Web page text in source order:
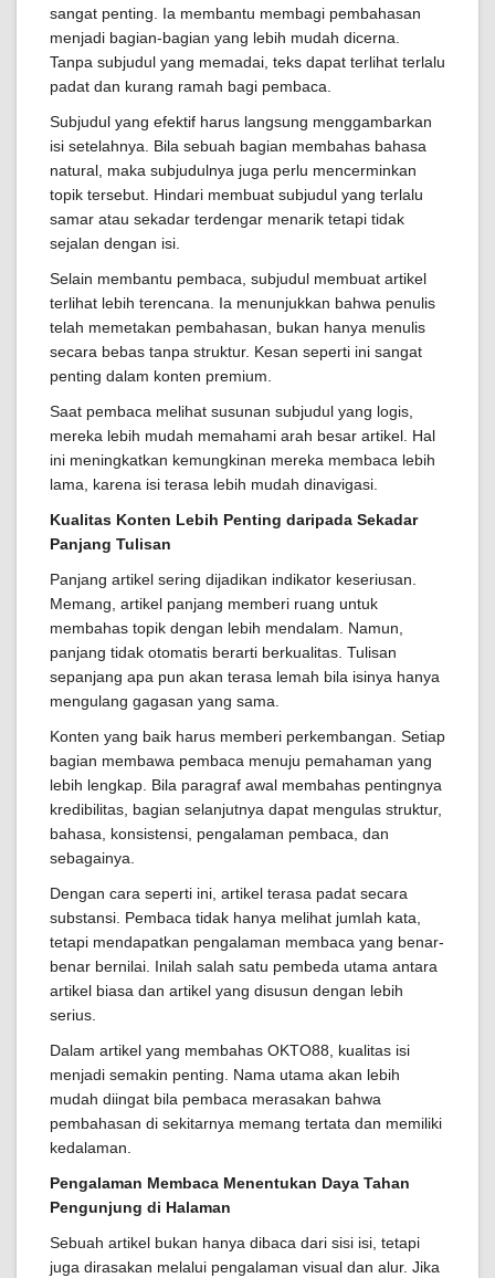
sangat penting. Ia membantu membagi pembahasan
menjadi bagian-bagian yang lebih mudah dicerna.
Tanpa subjudul yang memadai, teks dapat terlihat terlalu
padat dan kurang ramah bagi pembaca.
Subjudul yang efektif harus langsung menggambarkan
isi setelahnya. Bila sebuah bagian membahas bahasa
natural, maka subjudulnya juga perlu mencerminkan
topik tersebut. Hindari membuat subjudul yang terlalu
samar atau sekadar terdengar menarik tetapi tidak
sejalan dengan isi.
Selain membantu pembaca, subjudul membuat artikel
terlihat lebih terencana. Ia menunjukkan bahwa penulis
telah memetakan pembahasan, bukan hanya menulis
secara bebas tanpa struktur. Kesan seperti ini sangat
penting dalam konten premium.
Saat pembaca melihat susunan subjudul yang logis,
mereka lebih mudah memahami arah besar artikel. Hal
ini meningkatkan kemungkinan mereka membaca lebih
lama, karena isi terasa lebih mudah dinavigasi.
Kualitas Konten Lebih Penting daripada Sekadar
Panjang Tulisan
Panjang artikel sering dijadikan indikator keseriusan.
Memang, artikel panjang memberi ruang untuk
membahas topik dengan lebih mendalam. Namun,
panjang tidak otomatis berarti berkualitas. Tulisan
sepanjang apa pun akan terasa lemah bila isinya hanya
mengulang gagasan yang sama.
Konten yang baik harus memberi perkembangan. Setiap
bagian membawa pembaca menuju pemahaman yang
lebih lengkap. Bila paragraf awal membahas pentingnya
kredibilitas, bagian selanjutnya dapat mengulas struktur,
bahasa, konsistensi, pengalaman pembaca, dan
sebagainya.
Dengan cara seperti ini, artikel terasa padat secara
substansi. Pembaca tidak hanya melihat jumlah kata,
tetapi mendapatkan pengalaman membaca yang benar-
benar bernilai. Inilah salah satu pembeda utama antara
artikel biasa dan artikel yang disusun dengan lebih
serius.
Dalam artikel yang membahas OKTO88, kualitas isi
menjadi semakin penting. Nama utama akan lebih
mudah diingat bila pembaca merasakan bahwa
pembahasan di sekitarnya memang tertata dan memiliki
kedalaman.
Pengalaman Membaca Menentukan Daya Tahan
Pengunjung di Halaman
Sebuah artikel bukan hanya dibaca dari sisi isi, tetapi
juga dirasakan melalui pengalaman visual dan alur. Jika